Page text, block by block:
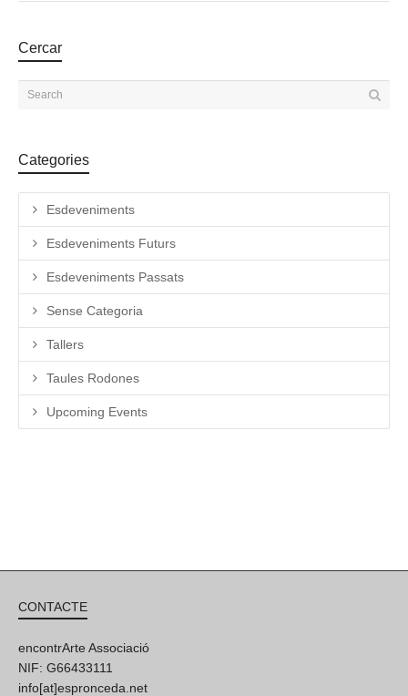
Cercar
Categories
Esdeveniments
Esdeveniments Futurs
Esdeveniments Passats
Sense Categoria
Tallers
Taules Rodones
Upcoming Events
CONTACTE
encontrArte Associació
NIF: G66433111
info[at]espronceda.net